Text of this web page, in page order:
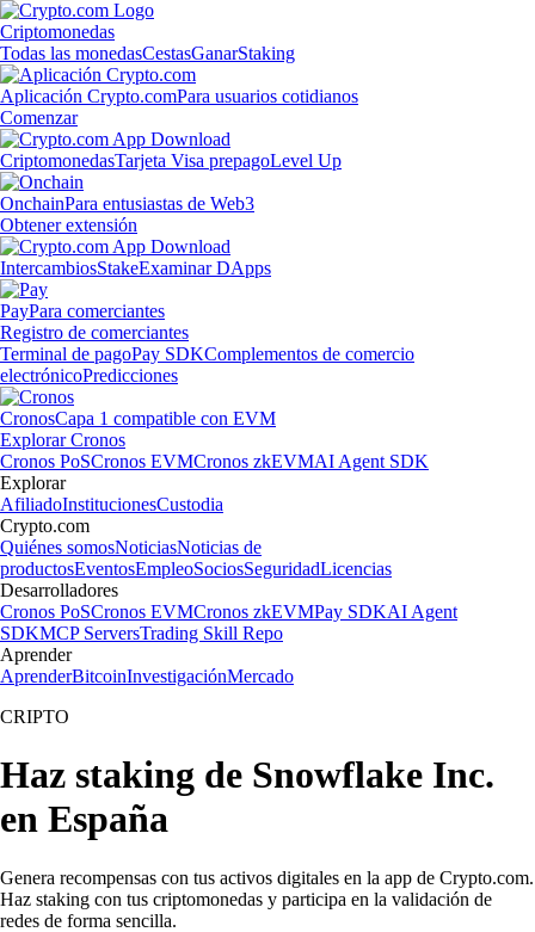
Criptomonedas
Todas las monedasCestasGanarStaking
Aplicación Crypto.comPara usuarios cotidianos
Comenzar
CriptomonedasTarjeta Visa prepagoLevel Up
OnchainPara entusiastas de Web3
Obtener extensión
IntercambiosStakeExaminar DApps
PayPara comerciantes
Registro de comerciantes
Terminal de pagoPay SDKComplementos de comercio
electrónicoPredicciones
CronosCapa 1 compatible con EVM
Explorar Cronos
Cronos PoSCronos EVMCronos zkEVMAI Agent SDK
Explorar
AfiliadoInstitucionesCustodia
Crypto.com
Quiénes somosNoticiasNoticias de
productosEventosEmpleoSociosSeguridadLicencias
Desarrolladores
Cronos PoSCronos EVMCronos zkEVMPay SDKAI Agent
SDKMCP ServersTrading Skill Repo
Aprender
AprenderBitcoinInvestigaciónMercado
CRIPTO
Haz staking de Snowflake Inc.
en España
Genera recompensas con tus activos digitales en la app de Crypto.com.
Haz staking con tus criptomonedas y participa en la validación de
redes de forma sencilla.